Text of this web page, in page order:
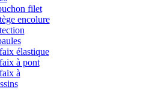
filet
encolure
élastique
à pont
à